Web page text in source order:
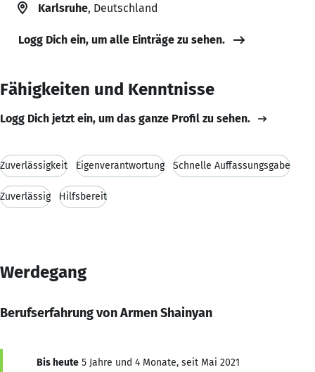
Karlsruhe, Deutschland
Logg Dich ein, um alle Einträge zu sehen.
Fähigkeiten und Kenntnisse
Logg Dich jetzt ein, um das ganze Profil zu sehen.
Zuverlässigkeit Eigenverantwortung Schnelle Auffassungsgabe
Zuverlässig Hilfsbereit
Werdegang
Berufserfahrung von Armen Shainyan
Bis heute 5 Jahre und 4 Monate, seit Mai 2021